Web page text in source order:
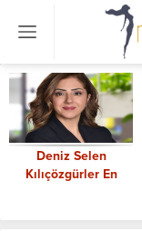
Deniz Selen
Kılıçözgürler En